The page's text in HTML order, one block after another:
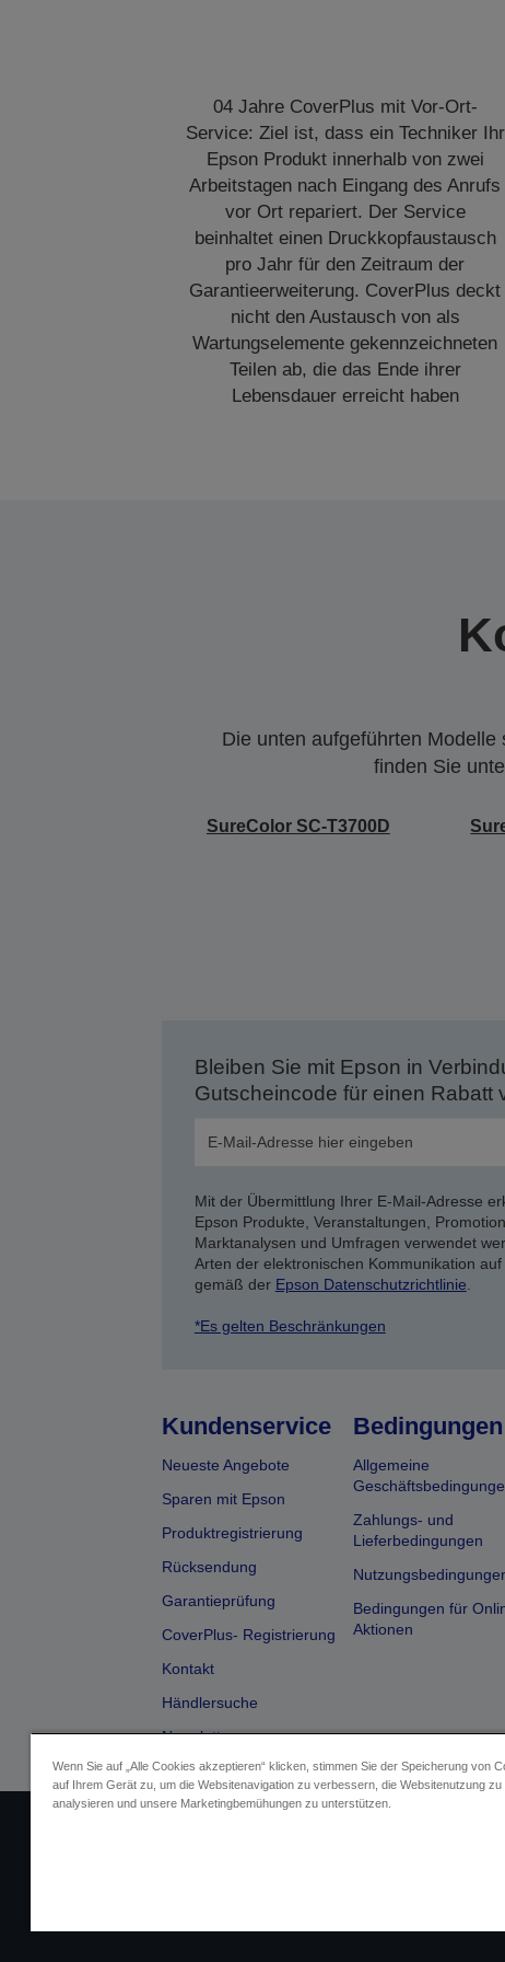
04 Jahre CoverPlus mit Vor-Ort-
Service: Ziel ist, dass ein Techniker Ihr
Epson Produkt innerhalb von zwei
Arbeitstagen nach Eingang des Anrufs
vor Ort repariert. Der Service
beinhaltet einen Druckkopfaustausch
pro Jahr für den Zeitraum der
Garantieerweiterung. CoverPlus deckt
nicht den Austausch von als
Wartungselemente gekennzeichneten
Teilen ab, die das Ende ihrer
Lebensdauer erreicht haben
Die unten aufgeführten
finden Sie
SureColor SC-T3700D
Bleiben Sie mit Epson in
Gutscheincode für einen Rabatt
Mit der Übermittlung Ihrer E-Mail-Adresse
Epson Produkte, Veranstaltungen,
Marktanalysen und Umfragen verwendet
Arten der elektronischen Kommunikation
gemäß der Epson Datenschutzrichtlinie
*Es gelten Beschränkungen
Kundenservice
Neueste Angebote
Sparen mit Epson
Produktregistrierung
Rücksendung
Garantieprüfung
CoverPlus- Registrierung
Kontakt
Händlersuche
Newsletter
Bedingungen
Allgemeine
Zahlungs- und
Lieferbedingungen
Bedingungen für
Aktionen
Wenn Sie auf „Alle Cookies akzeptieren“ klicken, stimmen Sie der Speicherung von
auf Ihrem Gerät zu, um die Websitenavigation zu verbessern, die Websitenutzung zu
analysieren und unsere Marketingbemühungen zu unterstützen.